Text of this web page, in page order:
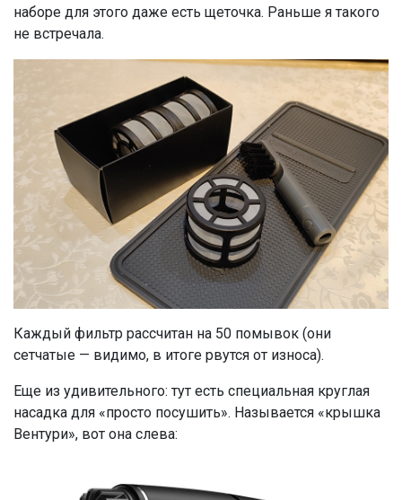
наборе для этого даже есть щеточка. Раньше я такого
не встречала.
Каждый фильтр рассчитан на 50 помывок (они
сетчатые — видимо, в итоге рвутся от износа).
Еще из удивительного: тут есть специальная круглая
насадка для «просто посушить». Называется «крышка
Вентури», вот она слева: